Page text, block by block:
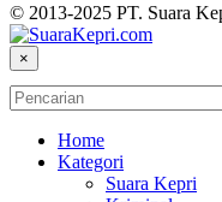
© 2013-2025 PT. Suara
×
Home
Kategori
Suara Kepri